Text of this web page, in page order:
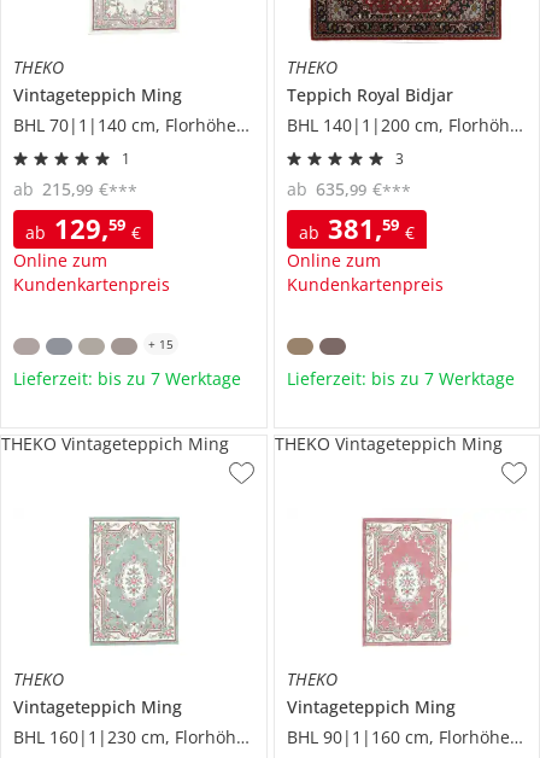
THEKO
Vintageteppich Ming
BHL 70|1|140 cm, Florhöhe 1 cm
1
ab 129,59 €
Online zum
Kundenkartenpreis
ab 215,99 €***
+ 15
Lieferzeit: bis zu 7 Werktage
THEKO
Teppich Royal Bidjar
BHL 140|1|200 cm, Florhöhe 1,2 cm
3
ab 381,59 €
Online zum
Kundenkartenpreis
ab 635,99 €***
Lieferzeit: bis zu 7 Werktage
THEKO
Vintageteppich Ming
BHL 160|1|230 cm, Florhöhe 1 cm
THEKO Vintageteppich Ming
THEKO
Vintageteppich Ming
BHL 90|1|160 cm, Florhöhe 1 cm
THEKO Vintageteppich Ming